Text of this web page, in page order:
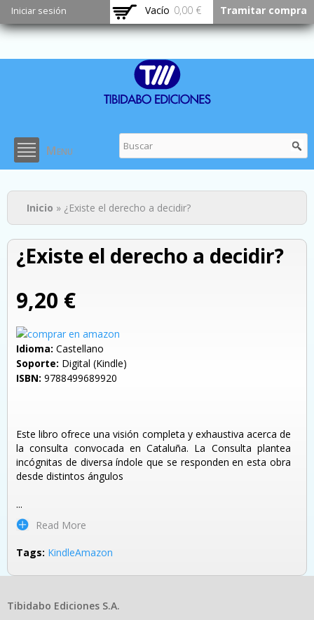
Pasar al
contenido
principal
Iniciar sesión Vacío 0,00 € Tramitar compra
Menu
Usted está aquí
Inicio » ¿Existe el derecho a decidir?
¿Existe el derecho a decidir?
9,20 €
Idioma: Castellano
Soporte: Digital (Kindle)
ISBN: 9788499689920
Este libro ofrece una visión completa y exhaustiva acerca de
la consulta convocada en Cataluña. La Consulta plantea
incógnitas de diversa índole que se responden en esta obra
desde distintos ángulos
...
Read More
Tags: KindleAmazon
Tibidabo Ediciones S.A.